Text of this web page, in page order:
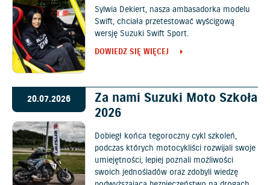
Sylwia Dekiert, nasza ambasadorka modelu
Swift, chciała przetestować wyścigową
wersję Suzuki Swift Sport.
DOWIEDZ SIĘ WIĘCEJ
20.07.2026
Za nami Suzuki Moto Szkoła
2026
Dobiegł końca tegoroczny cykl szkoleń,
podczas których motocykliści rozwijali swoje
umiejętności, lepiej poznali możliwości
swoich jednośladów oraz zdobyli wiedzę